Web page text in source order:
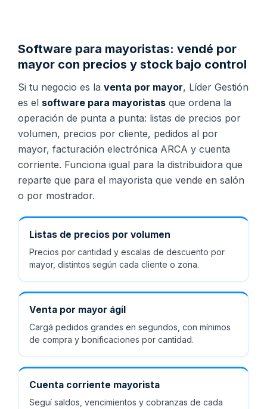
Software para mayoristas: vendé por
mayor con precios y stock bajo control
Si tu negocio es la venta por mayor, Líder Gestión
es el software para mayoristas que ordena la
operación de punta a punta: listas de precios por
volumen, precios por cliente, pedidos al por
mayor, facturación electrónica ARCA y cuenta
corriente. Funciona igual para la distribuidora que
reparte que para el mayorista que vende en salón
o por mostrador.
Listas de precios por volumen
Precios por cantidad y escalas de descuento por
mayor, distintos según cada cliente o zona.
Venta por mayor ágil
Cargá pedidos grandes en segundos, con mínimos
de compra y bonificaciones por cantidad.
Cuenta corriente mayorista
Seguí saldos, vencimientos y cobranzas de cada